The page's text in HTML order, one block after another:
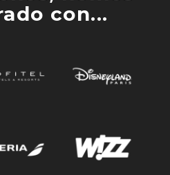
con...